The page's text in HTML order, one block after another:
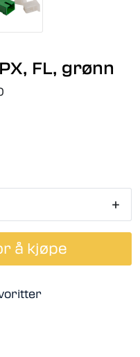
FL, grønn
+
å kjøpe